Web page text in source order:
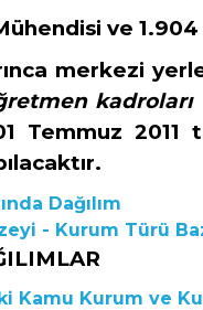
ve 1.904
merkezi
Temmuz 2011
Dağılım
- Kurum Türü
Kamu Kurum ve